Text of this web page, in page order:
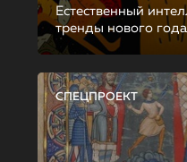
Естественный
тренды нового года
СПЕЦПРОЕКТ